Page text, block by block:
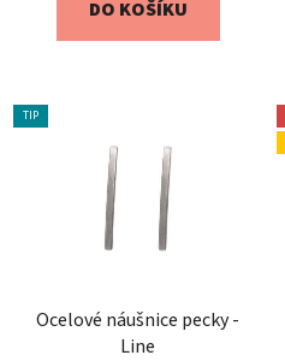
DO KOŠÍKU
TIP
Ocelové náušnice pecky -
Line